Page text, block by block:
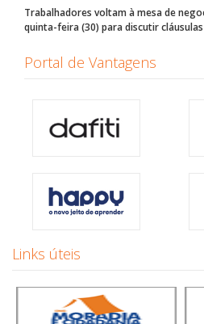
Trabalhadores voltam à mesa de
quinta-feira (30) para discutir
Portal de Vantagens
Links úteis